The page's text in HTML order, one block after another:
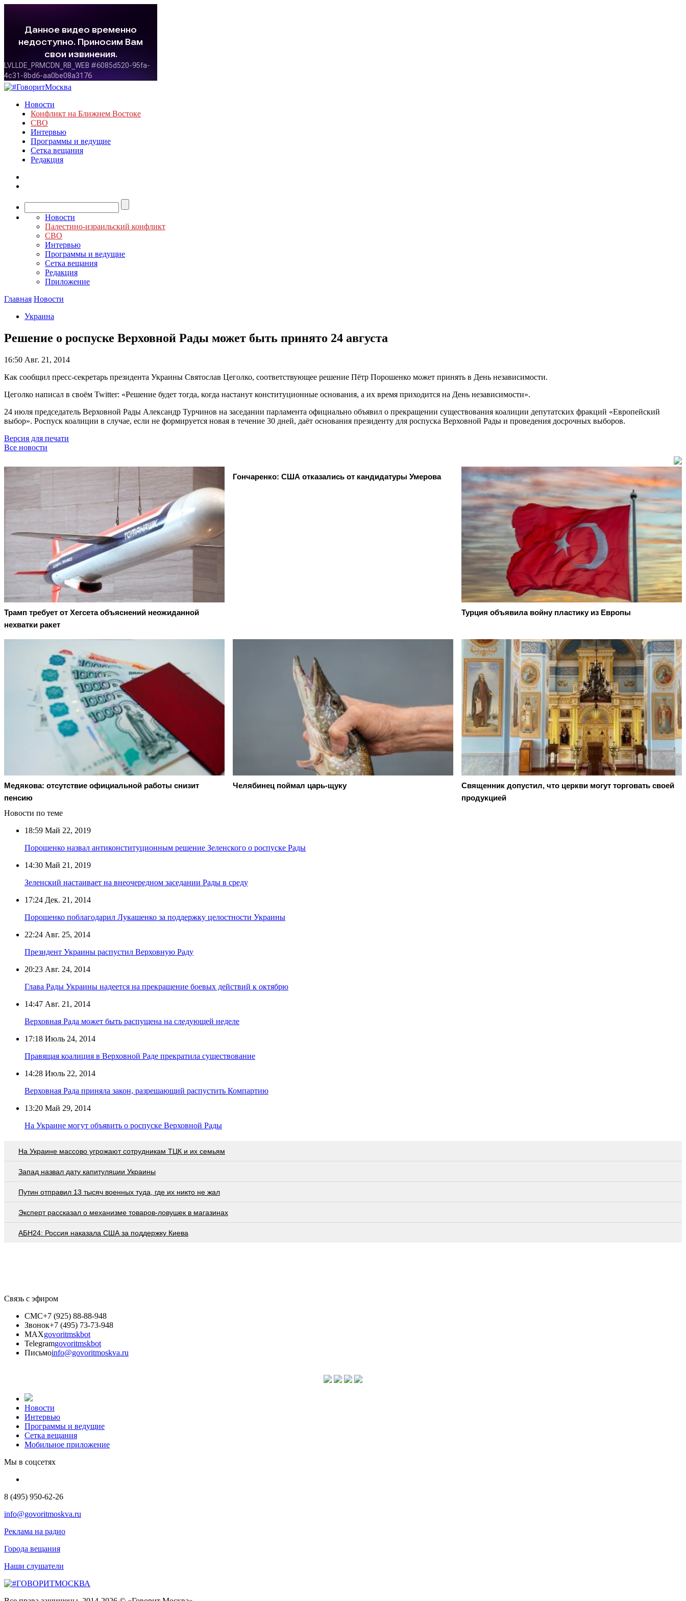
Новости
Конфликт на Ближнем Востоке
СВО
Интервью
Программы и ведущие
Сетка вещания
Редакция
Новости
Палестино-израильский конфликт
СВО
Интервью
Программы и ведущие
Сетка вещания
Редакция
Приложение
Главная Новости
Украина
Решение о роспуске Верховной Рады может быть принято 24 августа
16:50 Авг. 21, 2014
Как сообщил пресс-секретарь президента Украины Святослав Цеголко, соответствующее решение Пётр Порошенко может принять в День независимости.
Цеголко написал в своём Twitter: «Решение будет тогда, когда настанут конституционные основания, а их время приходится на День независимости».
24 июля председатель Верховной Рады Александр Турчинов на заседании парламента официально объявил о прекращении существования коалиции депутатских фракций «Европейский
выбор». Роспуск коалиции в случае, если не формируется новая в течение 30 дней, даёт основания президенту для роспуска Верховной Рады и проведения досрочных выборов.
Версия для печати
Все новости
Трамп требует от Хегсета объяснений неожиданной
нехватки ракет
Гончаренко: США отказались от кандидатуры Умерова
Турция объявила войну пластику из Европы
Медякова: отсутствие официальной работы снизит
пенсию
Челябинец поймал царь-щуку
Священник допустил, что церкви могут торговать своей
продукцией
Новости по теме
18:59 Май 22, 2019
Порошенко назвал антиконституционным решение Зеленского о роспуске Рады
14:30 Май 21, 2019
Зеленский настаивает на внеочередном заседании Рады в среду
17:24 Дек. 21, 2014
Порошенко поблагодарил Лукашенко за поддержку целостности Украины
22:24 Авг. 25, 2014
Президент Украины распустил Верховную Раду
20:23 Авг. 24, 2014
Глава Рады Украины надеется на прекращение боевых действий к октябрю
14:47 Авг. 21, 2014
Верховная Рада может быть распущена на следующей неделе
17:18 Июль 24, 2014
Правящая коалиция в Верховной Раде прекратила существование
14:28 Июль 22, 2014
Верховная Рада приняла закон, разрешающий распустить Компартию
13:20 Май 29, 2014
На Украине могут объявить о роспуске Верховной Рады
На Украине массово угрожают сотрудникам ТЦК и их семьям
Запад назвал дату капитуляции Украины
Путин отправил 13 тысяч военных туда, где их никто не жал
Эксперт рассказал о механизме товаров-ловушек в магазинах
АБН24: Россия наказала США за поддержку Киева
Связь с эфиром
СМС+7 (925) 88-88-948
Звонок+7 (495) 73-73-948
MAXgovoritmskbot
Telegramgovoritmskbot
Письмоinfo@govoritmoskva.ru
Новости
Интервью
Программы и ведущие
Сетка вещания
Мобильное приложение
Мы в соцсетях
8 (495) 950-62-26
info@govoritmoskva.ru
Реклама на радио
Города вещания
Наши слушатели